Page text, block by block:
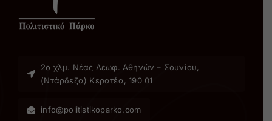
2ο χλµ. Νέας Λεωφ. Αθηνών – Σουνίου,
(Ντάρδεζα) Κερατέα, 190 01
info@politistikoparko.com